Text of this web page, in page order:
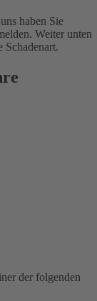
haben Sie
Weiter unten
Schadenart.
der folgenden